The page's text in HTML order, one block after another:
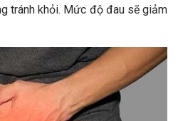
tránh khỏi. Mức độ đau sẽ giảm